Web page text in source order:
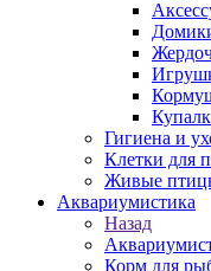
Гигиена и
Клетки для
Живые
Аквариумистика
Назад
Корм для